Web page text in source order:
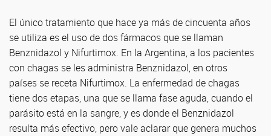
El único tratamiento que hace ya más de cincuenta años
se utiliza es el uso de dos fármacos que se llaman
Benznidazol y Nifurtimox. En la Argentina, a los pacientes
con chagas se les administra Benznidazol, en otros
países se receta Nifurtimox. La enfermedad de chagas
tiene dos etapas, una que se llama fase aguda, cuando el
parásito está en la sangre, y es donde el Benznidazol
resulta más efectivo, pero vale aclarar que genera muchos